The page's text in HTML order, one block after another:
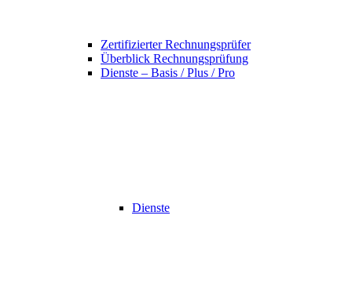
Zertifizierter Rechnungsprüfer
Überblick Rechnungsprüfung
Dienste – Basis / Plus / Pro
Dienste